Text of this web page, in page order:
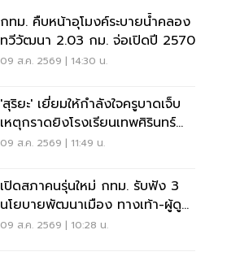
กทม. คืบหน้าอุโมงค์ระบายน้ำคลอง
ทวีวัฒนา 2.03 กม. จ่อเปิดปี 2570
09 ส.ค. 2569 | 14:30 น.
'สุริยะ' เยี่ยมให้กำลังใจครูบาดเจ็บ
เหตุกราดยิงโรงเรียนเทพศิรินทร์
นนทบุรี
09 ส.ค. 2569 | 11:49 น.
เปิดสภาคนรุ่นใหม่ กทม. รับฟัง 3
นโยบายพัฒนาเมือง ทางเท้า-ผู้ดู
แลออทิสติก-จักรยาน
09 ส.ค. 2569 | 10:28 น.